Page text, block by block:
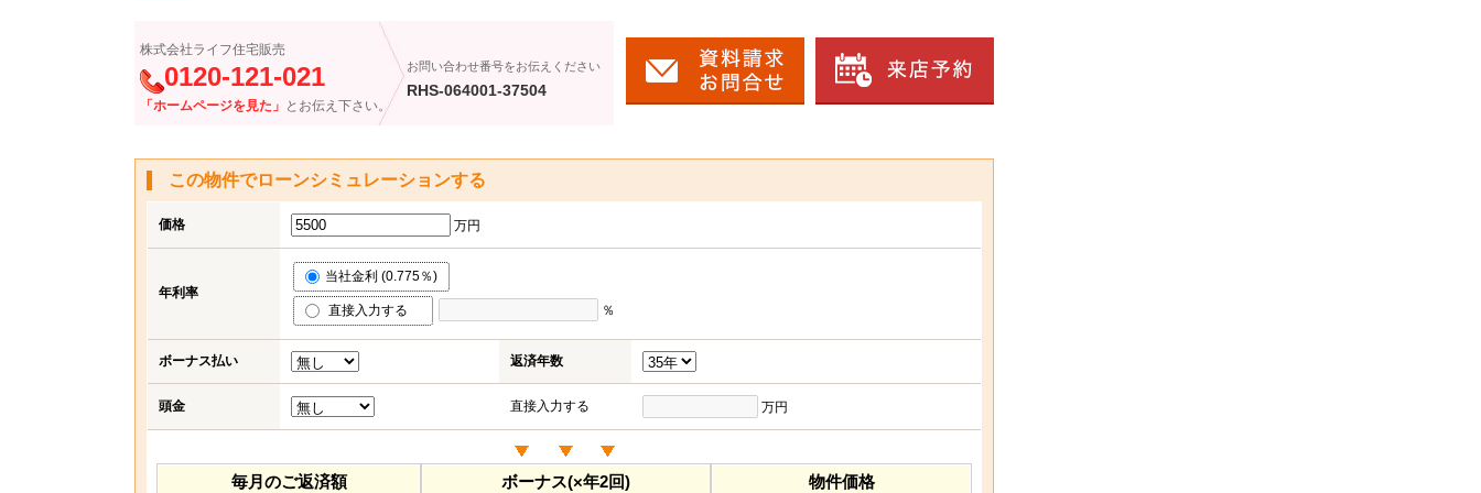
株式会社ライフ住宅販売
0120-121-021
「ホームページを見た」 とお伝え下さい。
お問い合わせ番号をお伝えください
RHS-064001-37504
この物件でローンシミュレーションする
価格 万円
年利率
当社金利 (0.775％)
直接入力する ％
ボーナス払い 返済年数
頭金 直接入力する 万円
毎月のご返済額 ボーナス(×年2回) 物件価格